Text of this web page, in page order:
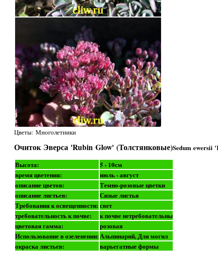
Цветы: Многолетники
Очиток Эверса 'Rubin Glow' (Толстянковые)Sedum ewersii
Высота:
5 - 10см
время цветения:
июль - август
описание цветов:
Темно-розовые цветки
описание листьев:
Сизые листья
Требования к освещенности: свет
требовательность к почве:
к почве нетребовательны
цветовая гамма:
розовая
Использование в озеленении:Альпинарий, Для могил
окраска листьев:
варьегатные формы